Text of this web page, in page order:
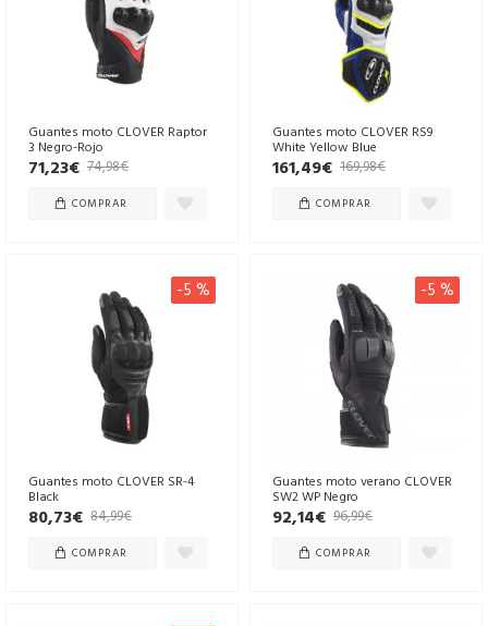
Guantes moto CLOVER Raptor
3 Negro-Rojo
71,23€ 74,98€
COMPRAR
Guantes moto CLOVER RS9
White Yellow Blue
161,49€ 169,98€
COMPRAR
-5 %
Guantes moto CLOVER SR-4
Black
80,73€ 84,99€
COMPRAR
-5 %
Guantes moto verano CLOVER
SW2 WP Negro
92,14€ 96,99€
COMPRAR